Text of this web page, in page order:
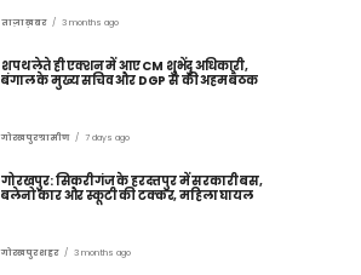
ताज़ा ख़बर 3 months ago
शपथ लेते ही एक्शन में आए CM शुभेंदु अधिकारी,
बंगाल के मुख्य सचिव और DGP से की अहम बैठक
गोरखपुर ग्रामीण 7 days ago
गोरखपुर: सिकरीगंज के हरदत्तपुर में सरकारी बस,
बलेनो कार और स्कूटी की टक्कर, महिला घायल
गोरखपुर शहर 3 months ago